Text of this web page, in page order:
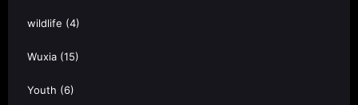
wildlife (4)
Wuxia (15)
Youth (6)